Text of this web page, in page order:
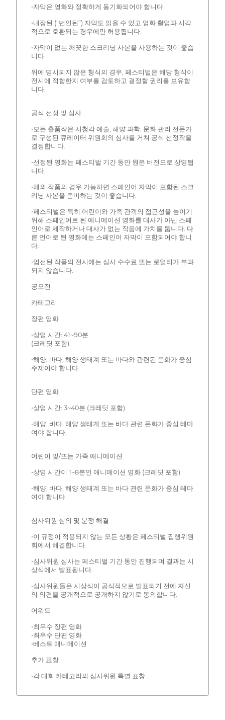
•자막은 영화와 정확하게 동기화되어야 합니다.
•내장된 (“번인된”) 자막도 읽을 수 있고 영화 촬영과 시각
적으로 호환되는 경우에만 허용됩니다.
•자막이 없는 깨끗한 스크리닝 사본을 사용하는 것이 좋습
니다.
위에 명시되지 않은 형식의 경우, 페스티벌은 해당 형식이
전시에 적합한지 여부를 검토하고 결정할 권리를 보유합
니다.
공식 선정 및 심사
•모든 출품작은 시청각 예술, 해양 과학, 문화 관리 전문가
로 구성된 큐레이터 위원회의 심사를 거쳐 공식 선정작을
결정합니다.
•선정된 영화는 페스티벌 기간 동안 원본 버전으로 상영됩
니다.
•해외 작품의 경우 가능하면 스페인어 자막이 포함된 스크
리닝 사본을 준비하는 것이 좋습니다.
•페스티벌은 특히 어린이와 가족 관객의 접근성을 높이기
위해 스페인어로 된 애니메이션 영화를 대사가 아닌 스페
인어로 제작하거나 대사가 없는 작품에 가치를 둡니다. 다
른 언어로 된 영화에는 스페인어 자막이 포함되어야 합니
다.
•엄선된 작품의 전시에는 심사 수수료 또는 로열티가 부과
되지 않습니다.
공모전
카테고리
장편 영화
•상영 시간: 41~90분
(크레딧 포함).
•해양, 바다, 해양 생태계 또는 바다와 관련된 문화가 중심
주제여야 합니다.
단편 영화
•상영 시간: 3~40분 (크레딧 포함).
•해양, 바다, 해양 생태계 또는 바다 관련 문화가 중심 테마
여야 합니다.
어린이 및/또는 가족 애니메이션
•상영 시간이 1~8분인 애니메이션 영화 (크레딧 포함).
•해양, 바다, 해양 생태계 또는 바다 관련 문화가 중심 테마
여야 합니다.
심사위원 심의 및 분쟁 해결
•이 규정이 적용되지 않는 모든 상황은 페스티벌 집행위원
회에서 해결합니다.
•심사위원 심사는 페스티벌 기간 동안 진행되며 결과는 시
상식에서 발표됩니다.
•심사위원들은 시상식이 공식적으로 발표되기 전에 자신
의 의견을 공개적으로 공개하지 않기로 동의합니다.
어워드
•최우수 장편 영화
•최우수 단편 영화
•베스트 애니메이션
추가 표창
•각 대회 카테고리의 심사위원 특별 표창.